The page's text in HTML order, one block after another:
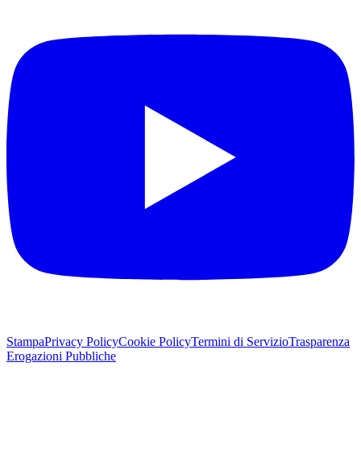
StampaPrivacy PolicyCookie PolicyTermini di ServizioTrasparenza
Erogazioni Pubbliche